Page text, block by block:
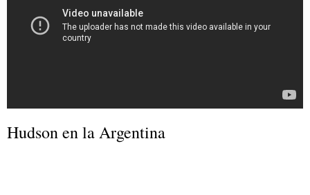
Hudson en la Argentina